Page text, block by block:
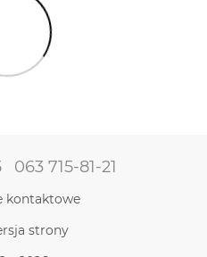
063 715-81-21
kontaktowe
strony